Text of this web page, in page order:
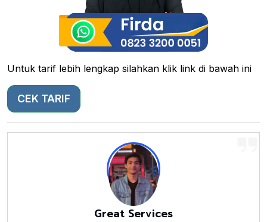
Untuk tarif lebih lengkap silahkan klik link di bawah ini
CEK TARIF
Great Services